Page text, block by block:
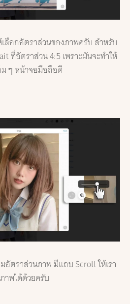
ลือกอัตราส่วนของภาพครับ สำหรับ
ที่อัตราส่วน 4:5 เพราะมันจะทำให้
ม ๆ หน้าจอมือถือดี
ตราส่วนภาพ มีแถบ Scroll ให้เรา
าพได้ด้วยครับ